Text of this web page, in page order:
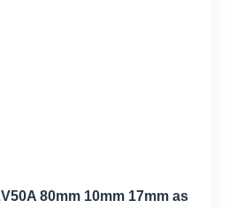
80mm 10mm 17mm as